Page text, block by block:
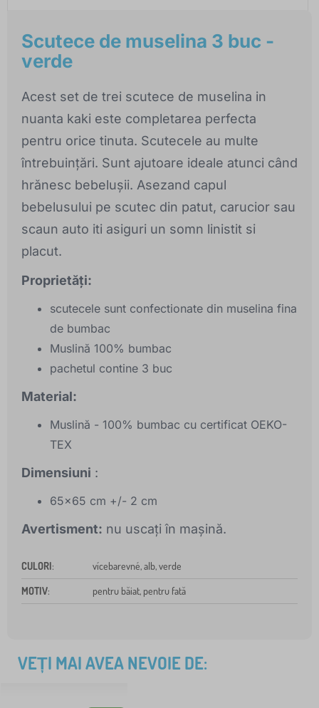
Scutece de muselina 3 buc -
verde
Acest set de trei scutece de muselina in
nuanta kaki este completarea perfecta
pentru orice tinuta. Scutecele au multe
întrebuințări. Sunt ajutoare ideale atunci când
hrănesc bebelușii. Asezand capul
bebelusului pe scutec din patut, carucior sau
scaun auto iti asiguri un somn linistit si
placut.
Proprietăți:
scutecele sunt confectionate din muselina fina
de bumbac
Muslină 100% bumbac
pachetul contine 3 buc
Material:
Muslină - 100% bumbac cu certificat OEKO-
TEX
Dimensiuni :
65x65 cm +/- 2 cm
Avertisment: nu uscați în mașină.
CULORI: vícebarevné, alb, verde
MOTIV: pentru băiat, pentru fată
VEȚI MAI AVEA NEVOIE DE: